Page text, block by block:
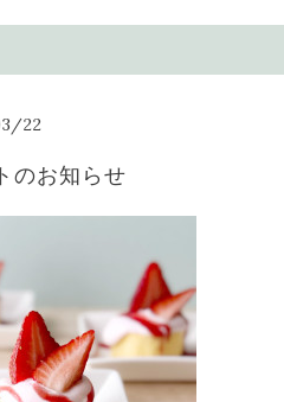
/22
のお知らせ